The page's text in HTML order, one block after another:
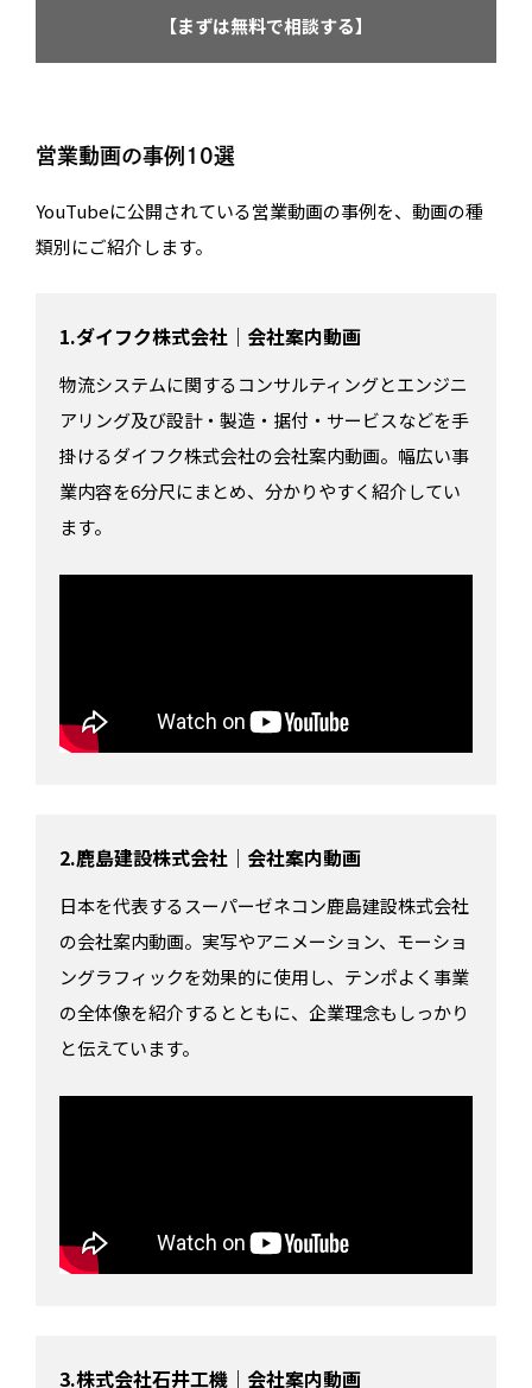
【まずは無料で相談する】
営業動画の事例10選
YouTubeに公開されている営業動画の事例を、動画の種
類別にご紹介します。
1.ダイフク株式会社｜会社案内動画
物流システムに関するコンサルティングとエンジニ
アリング及び設計・製造・据付・サービスなどを手
掛けるダイフク株式会社の会社案内動画。幅広い事
業内容を6分尺にまとめ、分かりやすく紹介してい
ます。
2.鹿島建設株式会社｜会社案内動画
日本を代表するスーパーゼネコン鹿島建設株式会社
の会社案内動画。実写やアニメーション、モーショ
ングラフィックを効果的に使用し、テンポよく事業
の全体像を紹介するとともに、企業理念もしっかり
と伝えています。
3.株式会社石井工機｜会社案内動画